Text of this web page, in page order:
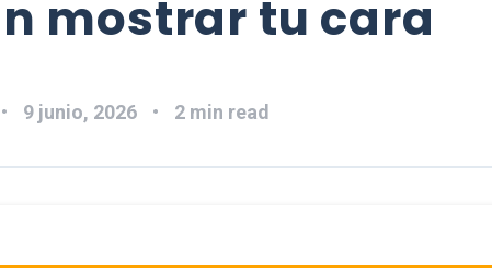
mostrar tu cara
9 junio, 2026 2 min read